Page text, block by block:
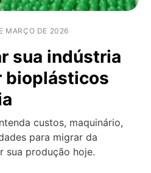
MARÇO DE 2026
sua indústria
bioplásticos
custos, maquinário,
para migrar da
sua produção hoje.